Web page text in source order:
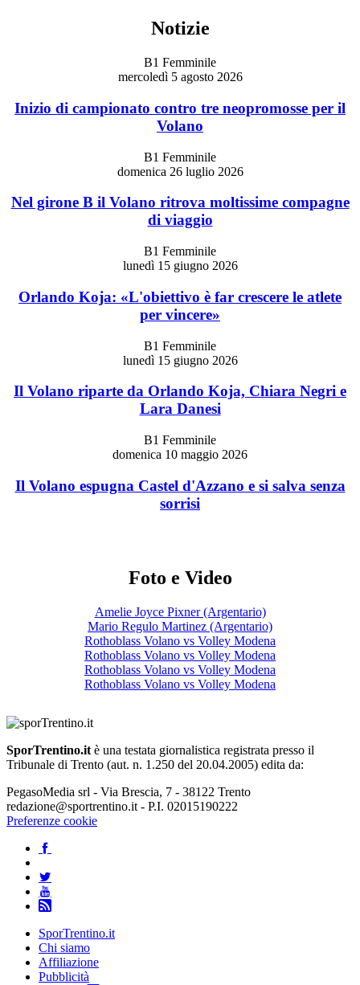
Notizie
B1 Femminile
mercoledì 5 agosto 2026
Inizio di campionato contro tre neopromosse per il
Volano
B1 Femminile
domenica 26 luglio 2026
Nel girone B il Volano ritrova moltissime compagne
di viaggio
B1 Femminile
lunedì 15 giugno 2026
Orlando Koja: «L'obiettivo è far crescere le atlete
per vincere»
B1 Femminile
lunedì 15 giugno 2026
Il Volano riparte da Orlando Koja, Chiara Negri e
Lara Danesi
B1 Femminile
domenica 10 maggio 2026
Il Volano espugna Castel d'Azzano e si salva senza
sorrisi
Foto e Video
Amelie Joyce Pixner (Argentario)
Mario Regulo Martinez (Argentario)
Rothoblass Volano vs Volley Modena
Rothoblass Volano vs Volley Modena
Rothoblass Volano vs Volley Modena
Rothoblass Volano vs Volley Modena
SporTrentino.it è una testata giornalistica registrata presso il
Tribunale di Trento (aut. n. 1.250 del 20.04.2005) edita da:
PegasoMedia srl - Via Brescia, 7 - 38122 Trento
redazione@sportrentino.it - P.I. 02015190222
Preferenze cookie
SporTrentino.it
Chi siamo
Affiliazione
Pubblicità